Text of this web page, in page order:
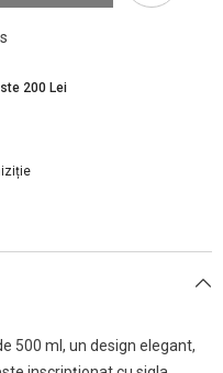
200 Lei
500 ml, un design elegant,